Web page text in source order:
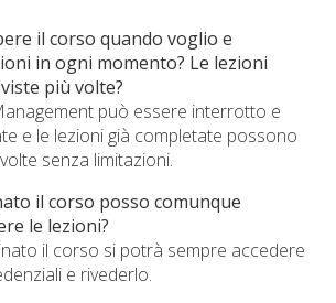
il corso quando voglio e
in ogni momento? Le lezioni
più volte?
può essere interrotto e
e le lezioni già completate possono
senza limitazioni.
il corso posso comunque
le lezioni?
il corso si potrà sempre accedere
e rivederlo.